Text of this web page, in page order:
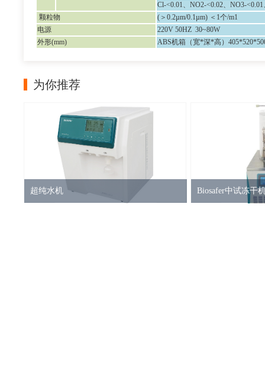
Cl-<0.01、NO2-<0.02、NO3-
颗粒物
(＞0.2µm/0.1µm) ＜1个/m1
电源
220V 50HZ 30~80W
外形(mm) ABS机箱（宽*深*高）
为你推荐
超纯水机 Biosafer中试冻干